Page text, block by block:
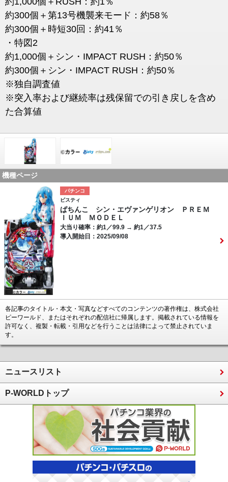
約300個＋第13号機襲来モード：約58％
約300個＋時短30回：約41％
・特図2
約1,000個＋シン・IMPACT RUSH：約50％
約300個＋シン・IMPACT RUSH：約50％
※独自調査値
※突入率および継続率は残保留での引き戻しを含め
た合算値
機種ページ
パチンコ
ビスティ
ぱちんこ シン・エヴァンゲリオン ＰＲＥＭ
ＩＵＭ ＭＯＤＥＬ
大当り確率：約1／99.9 → 約1／37.5
導入開始日：2025/09/08
各記事のタイトル・本文・写真などすべてのコンテンツの著作権は、株式会社
ピーワールド、またはそれぞれの配信社に帰属します。掲載されている情報を
許可なく、複製・転載・引用などを行うことは法律によって禁止されていま
す。
ニュースリスト
P-WORLDトップ